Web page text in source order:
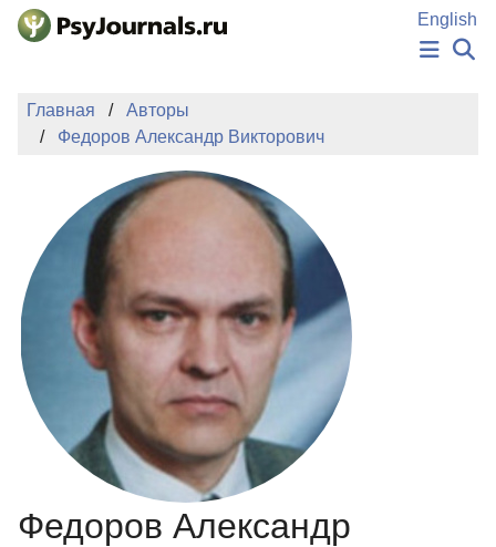
Перейти к основному содержанию
English
ИЗДАНИЯ
АВТОРЫ
ПОДАТЬ РУКОПИСЬ
БАЗА ЗНАНИЙ
КЛЮЧЕВЫЕ СЛОВА
Регистрация
Главная
Авторы
Федоров Александр Викторович
Федоров Александр